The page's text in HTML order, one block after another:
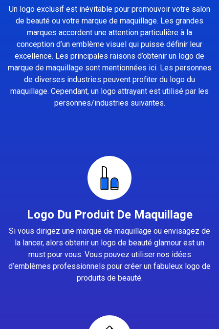
Un logo exclusif est inévitable pour promouvoir votre salon
de beauté ou votre marque de maquillage. Les grandes
marques accordent une attention particulière à la
conception d’un emblème visuel qui puisse définir leur
excellence. Les principales raisons d’obtenir un logo de
marque de maquillage sont mentionnées ici. Les personnes
de diverses industries peuvent profiter du logo du
maquillage. Cependant, un logo attrayant est utilisé par les
personnes/industries suivantes.
Logo Du Produit De Maquillage
Si vous dirigez une marque de maquillage ou envisagez de
la lancer, alors obtenir un logo de beauté glamour est un
must pour vous. Vous pouvez utiliser nos idées
d’emblèmes professionnels pour créer un fabuleux logo de
produits de beauté.